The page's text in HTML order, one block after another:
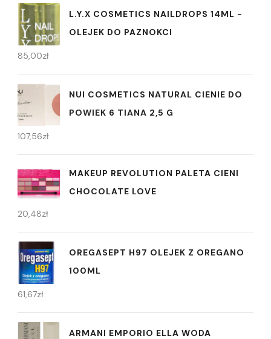
L.Y.X COSMETICS NAILDROPS 14ML -
OLEJEK DO PAZNOKCI
85,00zł
NUI COSMETICS NATURAL CIENIE DO
POWIEK 6 TIANA 2,5 G
107,56zł
MAKEUP REVOLUTION PALETA CIENI
CHOCOLATE LOVE
20,48zł
OREGASEPT H97 OLEJEK Z OREGANO
100ML
61,67zł
ARMANI EMPORIO ELLA WODA